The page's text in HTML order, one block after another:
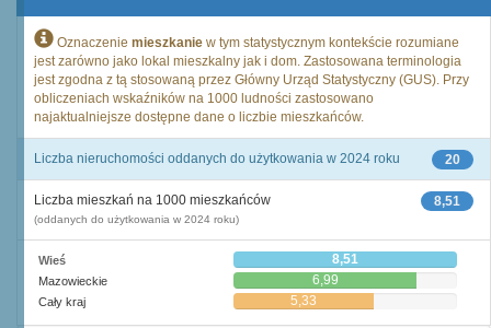
Oznaczenie mieszkanie w tym statystycznym kontekście rozumiane
jest zarówno jako lokal mieszkalny jak i dom. Zastosowana terminologia
jest zgodna z tą stosowaną przez Główny Urząd Statystyczny (GUS). Przy
obliczeniach wskaźników na 1000 ludności zastosowano
najaktualniejsze dostępne dane o liczbie mieszkańców.
20
Liczba nieruchomości oddanych do użytkowania w 2024 roku
8,51
Liczba mieszkań na 1000 mieszkańców
(oddanych do użytkowania w 2024 roku)
Wieś 8,51
Mazowieckie 6,99
Cały kraj 5,33